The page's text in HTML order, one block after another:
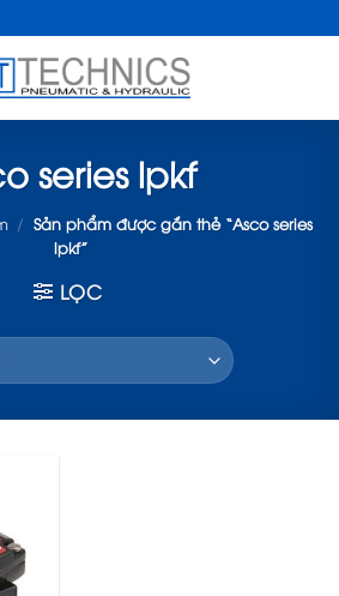
series lpkf
/ Sản phẩm được gắn thẻ “Asco series
lpkf”
LỌC